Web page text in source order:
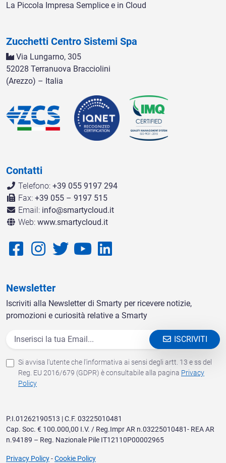
La Piccola Impresa Semplice e in Cloud
Zucchetti Centro Sistemi Spa
Via Lungarno, 305
52028 Terranuova Bracciolini
(Arezzo) – Italia
Contatti
Telefono: +39 055 9197 294
Fax: +39 055 – 9197 515
Email: info@smartycloud.it
Web: www.smartycloud.it
Newsletter
Iscriviti alla Newsletter di Smarty per ricevere notizie,
promozioni e curiosità relative a Smarty
ISCRIVITI
Si avvisa l'utente che l'informativa ai sensi degli artt. 13 e ss del
Reg. EU 2016/679 (GDPR) è consultabile alla pagina Privacy
Policy
P.I.01262190513 | C.F. 03225010481
Cap. Soc. € 100.000,00 I.V. / Reg.Impr AR n.03225010481- REA AR
n.94189 – Reg. Nazionale Pile IT12110P00002965
Privacy Policy-Cookie Policy